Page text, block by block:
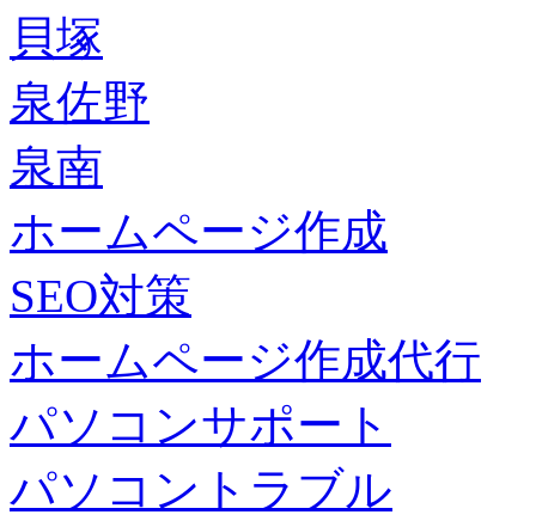
貝塚
泉佐野
泉南
ホームページ作成
SEO対策
ホームページ作成代行
パソコンサポート
パソコントラブル